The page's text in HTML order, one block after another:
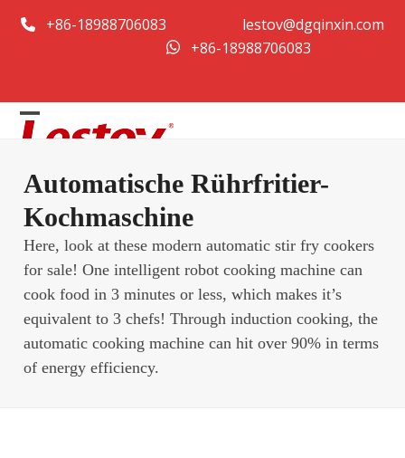
Inhalt +86-18988706083
lestov@dgqinxin.com
+86-18988706083
Open
menu
Close
menu
Automatische Rührfritier-
Kochmaschine
Here, look at these modern automatic stir fry cookers
for sale! One intelligent robot cooking machine can
cook food in 3 minutes or less, which makes it’s
equivalent to 3 chefs! Through induction cooking, the
automatic cooking machine can hit over 90% in terms
of energy efficiency.